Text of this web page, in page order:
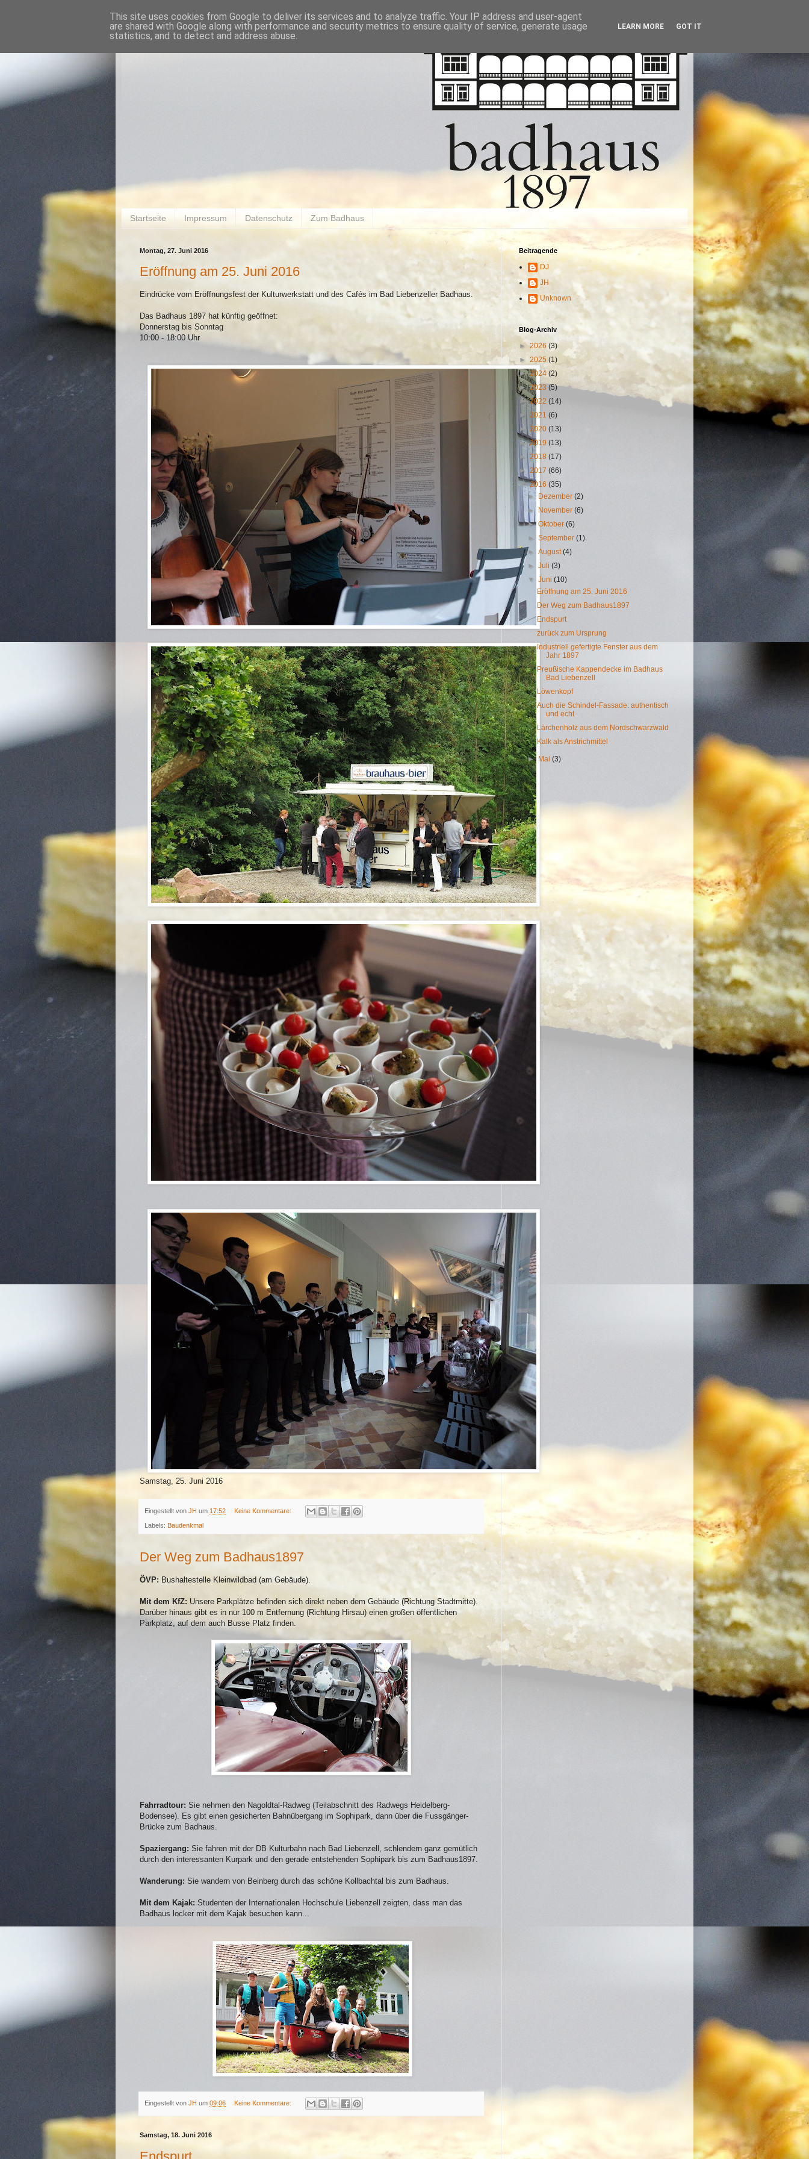
Startseite Impressum Datenschutz Zum Badhaus
Montag, 27. Juni 2016
Eröffnung am 25. Juni 2016
Eindrücke vom Eröffnungsfest der Kulturwerkstatt und des Cafés im Bad Liebenzeller Badhaus.
Das Badhaus 1897 hat künftig geöffnet:
Donnerstag bis Sonntag
10:00 - 18:00 Uhr
Samstag, 25. Juni 2016
Eingestellt von JH um 17:52 Keine Kommentare:
Labels: Baudenkmal
Der Weg zum Badhaus1897
ÖVP: Bushaltestelle Kleinwildbad (am Gebäude).
Mit dem KfZ: Unsere Parkplätze befinden sich direkt neben dem Gebäude (Richtung Stadtmitte).
Darüber hinaus gibt es in nur 100 m Entfernung (Richtung Hirsau) einen großen öffentlichen
Parkplatz, auf dem auch Busse Platz finden.
Fahrradtour: Sie nehmen den Nagoldtal-Radweg (Teilabschnitt des Radwegs Heidelberg-
Bodensee). Es gibt einen gesicherten Bahnübergang im Sophipark, dann über die Fussgänger-
Brücke zum Badhaus.
Spaziergang: Sie fahren mit der DB Kulturbahn nach Bad Liebenzell, schlendern ganz gemütlich
durch den interessanten Kurpark und den gerade entstehenden Sophipark bis zum Badhaus1897.
Wanderung: Sie wandern von Beinberg durch das schöne Kollbachtal bis zum Badhaus.
Mit dem Kajak: Studenten der Internationalen Hochschule Liebenzell zeigten, dass man das
Badhaus locker mit dem Kajak besuchen kann...
Eingestellt von JH um 09:06 Keine Kommentare:
Samstag, 18. Juni 2016
Beitragende
DJ
JH
Unknown
Blog-Archiv
►2026 (3)
► 2025 (1)
►2024 (2)
►2023 (5)
►2022 (14)
► 2021 (6)
► 2020 (13)
►2019 (13)
►2018 (17)
► 2017 (66)
▼2016 (35)
► Dezember(2)
► November(6)
►Oktober(6)
►September(1)
►August(4)
►Juli(3)
▼Juni(10)
Eröffnung am 25. Juni 2016
Der Weg zum Badhaus1897
Endspurt
zurück zum Ursprung
Industriell gefertigte Fenster aus dem
Jahr 1897
Preußische Kappendecke im Badhaus
Bad Liebenzell
Löwenkopf
Auch die Schindel-Fassade: authentisch
und echt
Lärchenholz aus dem Nordschwarzwald
Kalk als Anstrichmittel
► Mai(3)
This site uses cookies from Google to deliver its services and to analyze traffic. Your IP address and user-agent
are shared with Google along with performance and security metrics to ensure quality of service, generate usage
statistics, and to detect and address abuse.
LEARN MORE GOT IT